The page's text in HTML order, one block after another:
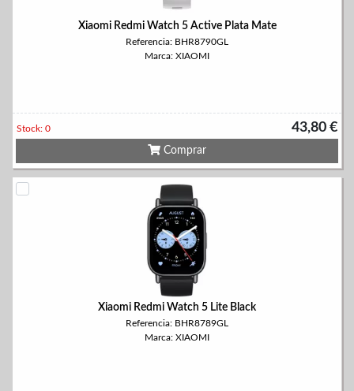
Xiaomi Redmi Watch 5 Active Plata Mate
Referencia: BHR8790GL
Marca: XIAOMI
43,80 €
Stock: 0
Comprar
Xiaomi Redmi Watch 5 Lite Black
Referencia: BHR8789GL
Marca: XIAOMI